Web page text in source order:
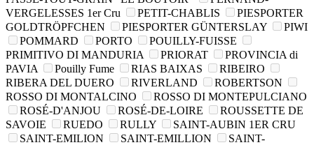
VERGELESSES 1er Cru
PETIT-CHABLIS
PIESPORTER
GOLDTRÖPFCHEN
PIESPORTER GÜNTERSLAY
PIWI
POMMARD
PORTO
POUILLY-FUISSE
PRIMITIVO DI MANDURIA
PRIORAT
PROVINCIA di
PAVIA
Pouilly Fume RIAS BAIXAS
RIBEIRO
RIBERA DEL DUERO
RIVERLAND
ROBERTSON
ROSSO DI MONTALCINO
ROSSO DI MONTEPULCIANO
ROSÉ-D'ANJOU
ROSÉ-DE-LOIRE
ROUSSETTE DE
SAVOIE
RUEDO RULLY
SAINT-AUBIN 1ER CRU
SAINT-EMILION
SAINT-EMILLION
SAINT-